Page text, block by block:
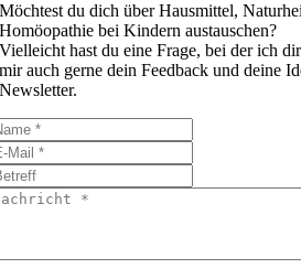
Möchtest du dich über Hausmittel,
Homöopathie bei Kindern austauschen?
Vielleicht hast du eine Frage, bei der ich
mir auch gerne dein Feedback und deine
Newsletter.